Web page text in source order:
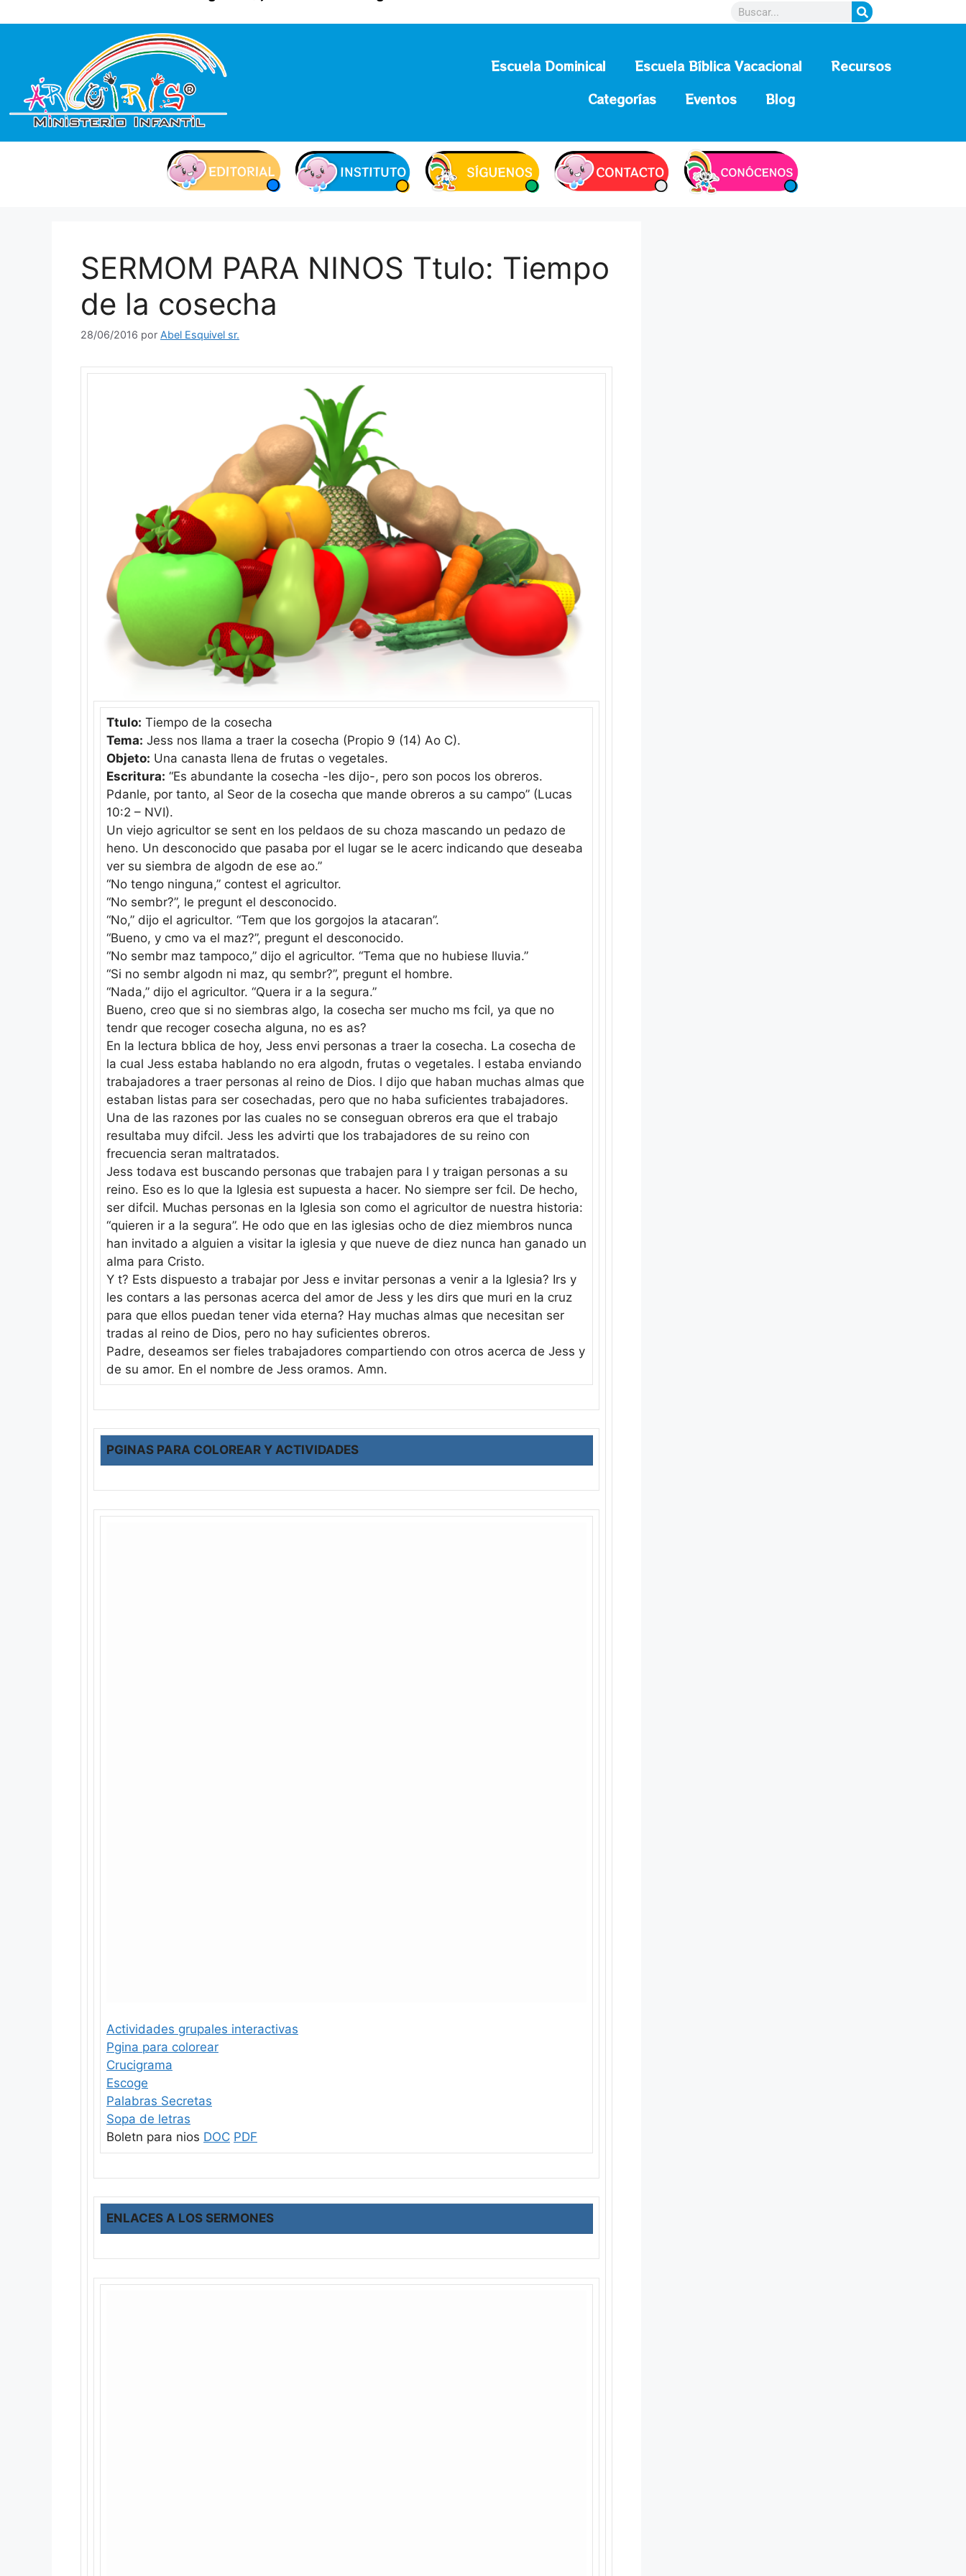
Escuela Dominical Escuela Bíblica Vacacional
Recursos
Categorías
Eventos Blog
SERMOM PARA NINOS Ttulo: Tiempo
de la cosecha
28/06/2016 por Abel Esquivel sr.
Ttulo: Tiempo de la cosecha
Tema: Jess nos llama a traer la cosecha (Propio 9 (14) Ao C).
Objeto: Una canasta llena de frutas o vegetales.
Escritura: “Es abundante la cosecha -les dijo-, pero son pocos los obreros.
Pdanle, por tanto, al Seor de la cosecha que mande obreros a su campo” (Lucas
10:2 – NVI).
Un viejo agricultor se sent en los peldaos de su choza mascando un pedazo de
heno. Un desconocido que pasaba por el lugar se le acerc indicando que deseaba
ver su siembra de algodn de ese ao.”
“No tengo ninguna,” contest el agricultor.
“No sembr?”, le pregunt el desconocido.
“No,” dijo el agricultor. “Tem que los gorgojos la atacaran”.
“Bueno, y cmo va el maz?”, pregunt el desconocido.
“No sembr maz tampoco,” dijo el agricultor. “Tema que no hubiese lluvia.”
“Si no sembr algodn ni maz, qu sembr?”, pregunt el hombre.
“Nada,” dijo el agricultor. “Quera ir a la segura.”
Bueno, creo que si no siembras algo, la cosecha ser mucho ms fcil, ya que no
tendr que recoger cosecha alguna, no es as?
En la lectura bblica de hoy, Jess envi personas a traer la cosecha. La cosecha de
la cual Jess estaba hablando no era algodn, frutas o vegetales. l estaba enviando
trabajadores a traer personas al reino de Dios. l dijo que haban muchas almas que
estaban listas para ser cosechadas, pero que no haba suficientes trabajadores.
Una de las razones por las cuales no se conseguan obreros era que el trabajo
resultaba muy difcil. Jess les advirti que los trabajadores de su reino con
frecuencia seran maltratados.
Jess todava est buscando personas que trabajen para l y traigan personas a su
reino. Eso es lo que la Iglesia est supuesta a hacer. No siempre ser fcil. De hecho,
ser difcil. Muchas personas en la Iglesia son como el agricultor de nuestra historia:
“quieren ir a la segura”. He odo que en las iglesias ocho de diez miembros nunca
han invitado a alguien a visitar la iglesia y que nueve de diez nunca han ganado un
alma para Cristo.
Y t? Ests dispuesto a trabajar por Jess e invitar personas a venir a la Iglesia? Irs y
les contars a las personas acerca del amor de Jess y les dirs que muri en la cruz
para que ellos puedan tener vida eterna? Hay muchas almas que necesitan ser
tradas al reino de Dios, pero no hay suficientes obreros.
Padre, deseamos ser fieles trabajadores compartiendo con otros acerca de Jess y
de su amor. En el nombre de Jess oramos. Amn.
PGINAS PARA COLOREAR Y ACTIVIDADES
Actividades grupales interactivas
Pgina para colorear
Crucigrama
Escoge
Palabras Secretas
Sopa de letras
Boletn para nios DOC PDF
ENLACES A LOS SERMONES